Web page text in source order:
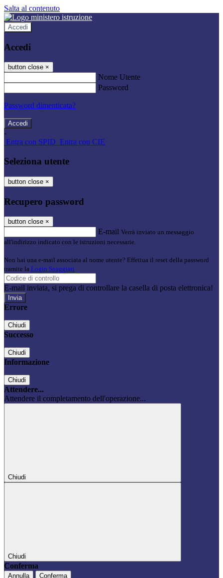
Salta al contenuto
Accedi
Accedi
button close ×
Nome Utente
Password
Password dimenticata?
-
Entra con SPID Entra con CIE
Seleziona utente
button close ×
Recupero password
button close ×
E-mail Verrà inviato un messaggio
all'indirizzo indicato con le istruzioni necessarie.
Non hai una e-mail associata al nome utente? Effettua il reset della password
tramite la Login Spaggiari
E-mail inviata, si prega di controllare la casella di posta elettronica!
Errore
Chiudi
Successo
Chiudi
Informazione
Chiudi
Attendere...
Attendere il completamento dell'operazione...
Chiudi
Chiudi
Conferma
Annulla Conferma